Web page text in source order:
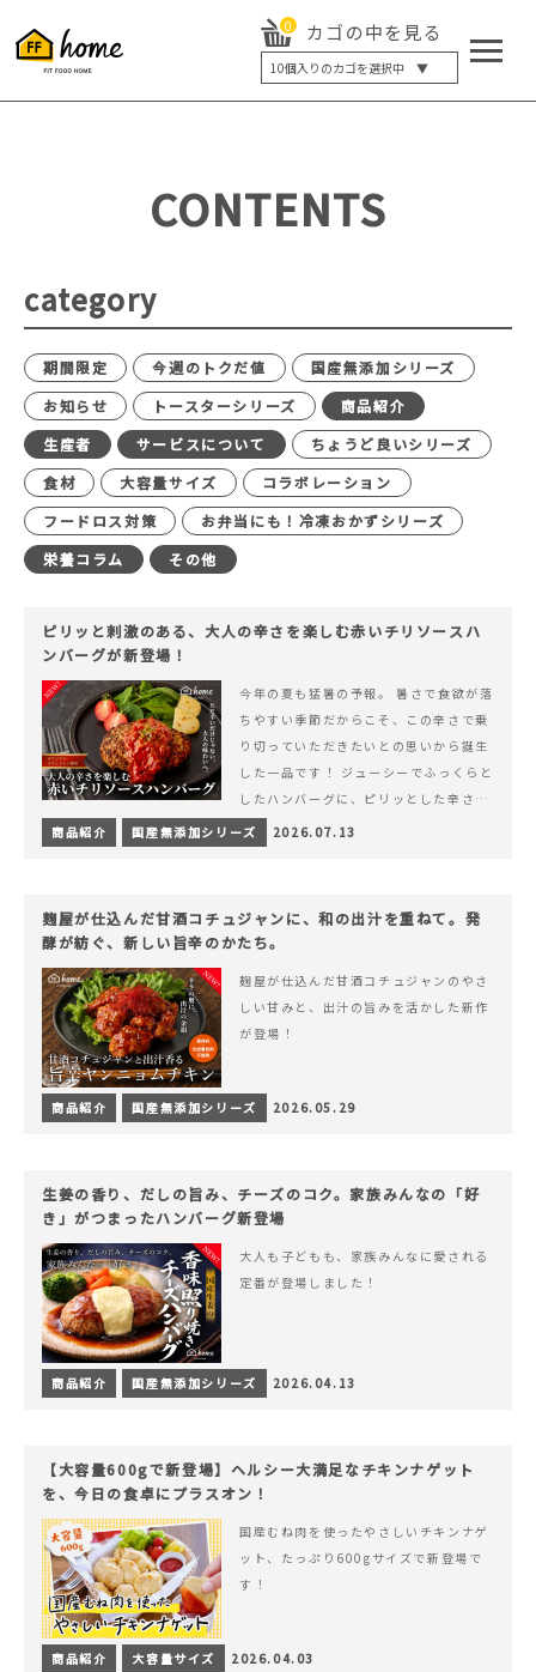
0 カゴの中を見る
10個入りのカゴを選択中 ▼
5個入り
20個入り
最大12%OFF
CONTENTS
category
期間限定 今週のトクだ値
国産無添加シリーズ
お知らせ
トースターシリーズ
商品紹介
生産者
サービスについて
ちょうど良いシリーズ
食材
大容量サイズ
コラボレーション
フードロス対策
お弁当にも！冷凍おかずシリーズ
栄養コラム
その他
ピリッと刺激のある、大人の辛さを楽しむ赤いチリソースハ
ンバーグが新登場！
今年の夏も猛暑の予報。 暑さで食欲が落
ちやすい季節だからこそ、この辛さで乗
り切っていただきたいとの思いから誕生
した一品です！ ジューシーでふっくらと
したハンバーグに、ピリッとした辛さと
コク深い旨みが楽しめる特製チリソース
&hellip; 続きを読む ピリッと刺激のあ
商品紹介 国産無添加シリーズ 2026.07.13
麹屋が仕込んだ甘酒コチュジャンに、和の出汁を重ねて。発
酵が紡ぐ、新しい旨辛のかたち。
麹屋が仕込んだ甘酒コチュジャンのやさ
しい甘みと、出汁の旨みを活かした新作
が登場！
商品紹介 国産無添加シリーズ 2026.05.29
生姜の香り、だしの旨み、チーズのコク。家族みんなの「好
き」がつまったハンバーグ新登場
大人も子どもも、家族みんなに愛される
定番が登場しました！
商品紹介 国産無添加シリーズ 2026.04.13
【大容量600gで新登場】ヘルシー大満足なチキンナゲット
を、今日の食卓にプラスオン！
国産むね肉を使ったやさしいチキンナゲ
ット、たっぷり600gサイズで新登場で
す！
商品紹介 大容量サイズ 2026.04.03